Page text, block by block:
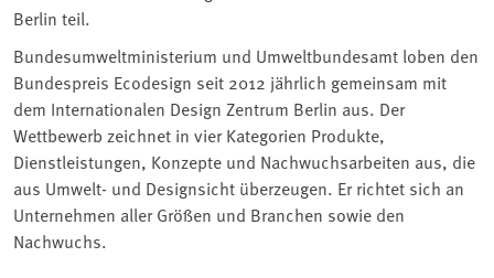
Berlin teil.
Bundesumweltministerium und Umweltbundesamt loben den
Bundespreis Ecodesign seit 2012 jährlich gemeinsam mit
dem Internationalen Design Zentrum Berlin aus. Der
Wettbewerb zeichnet in vier Kategorien Produkte,
Dienstleistungen, Konzepte und Nachwuchsarbeiten aus, die
aus Umwelt- und Designsicht überzeugen. Er richtet sich an
Unternehmen aller Größen und Branchen sowie den
Nachwuchs.